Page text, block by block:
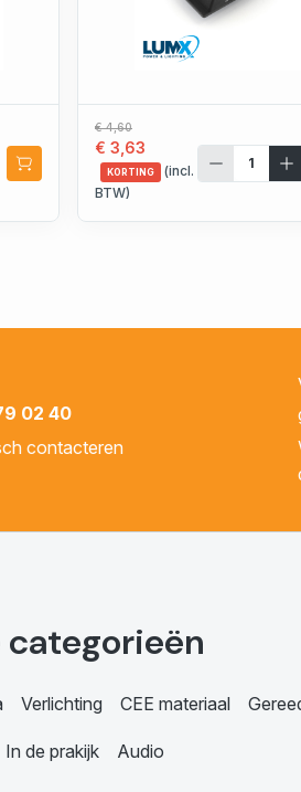
€ 4,60
€ 3,63
KORTING
(incl.
BTW)
02 40
contacteren
categorieën
Verlichting CEE materiaal
In de prakijk Audio